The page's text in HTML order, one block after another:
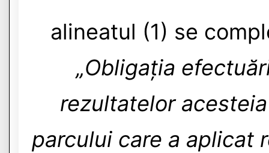
alineatul (1) se
„Obligația
rezultatelor
parcului care a aplicat